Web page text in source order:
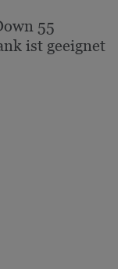
55
ist geeignet